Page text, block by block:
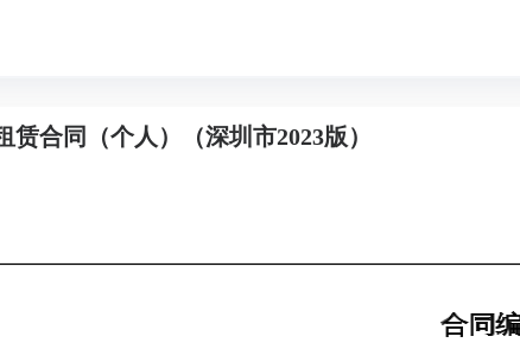
合同（个人）（深圳市2023版）